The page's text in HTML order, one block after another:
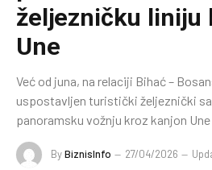
željezničku liniju
Une
Već od juna, na relaciji Bihać –
uspostavljen turistički željeznički
panoramsku vožnju kroz kanjon
ByBiznisInfo 27/04/2026